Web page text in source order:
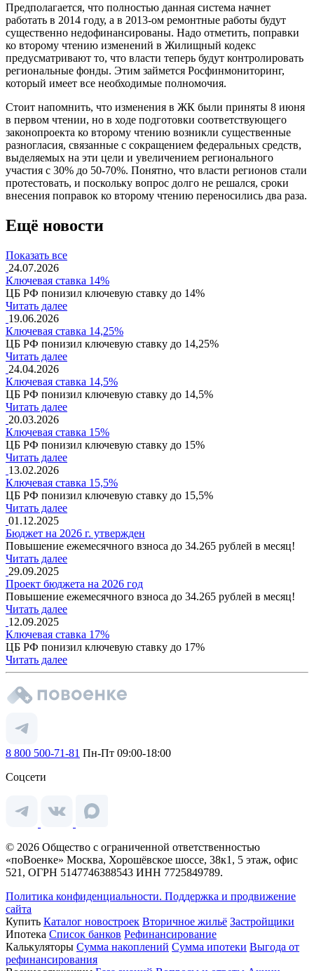
Предполагается, что полностью данная система начнет
работать в 2014 году, а в 2013-ом ремонтные работы будут
существенно недофинансированы. Надо отметить, поправки
ко второму чтению изменений в Жилищный кодекс
предусматривают то, что власти теперь будут контролировать
региональные фонды. Этим займется Росфинмониторинг,
который имеет все необходимые полномочия.
Стоит напомнить, что изменения в ЖК были приняты 8 июня
в первом чтении, но в ходе подготовки соответствующего
законопроекта ко второму чтению возникли существенные
разногласия, связанные с сокращением федеральных средств,
выделяемых на эти цели и увеличением регионального
участия с 30% до 50-70%. Понятно, что власти регионов стали
протестовать, и поскольку вопрос долго не решался, сроки
внесения поправок ко второму чтению переносились два раза.
Ещё новости
Показать все
24.07.2026
Ключевая ставка 14%
ЦБ РФ понизил ключевую ставку до 14%
Читать далее
19.06.2026
Ключевая ставка 14,25%
ЦБ РФ понизил ключевую ставку до 14,25%
Читать далее
24.04.2026
Ключевая ставка 14,5%
ЦБ РФ понизил ключевую ставку до 14,5%
Читать далее
20.03.2026
Ключевая ставка 15%
ЦБ РФ понизил ключевую ставку до 15%
Читать далее
13.02.2026
Ключевая ставка 15,5%
ЦБ РФ понизил ключевую ставку до 15,5%
Читать далее
01.12.2025
Бюджет на 2026 г. утвержден
Повышение ежемесячного взноса до 34.265 рублей в месяц!
Читать далее
29.09.2025
Проект бюджета на 2026 год
Повышение ежемесячного взноса до 34.265 рублей в месяц!
Читать далее
12.09.2025
Ключевая ставка 17%
ЦБ РФ понизил ключевую ставку до 17%
Читать далее
8 800 500-71-81 Пн-Пт 09:00-18:00
Соцсети
© 2026 Общество с ограниченной ответственностью
«поВоенке» Москва, Хорошёвское шоссе, 38к1, 5 этаж, офис
521, ОГРН 5147746388543 ИНН 7725849789.
Политика конфиденциальности. Поддержка и продвижение
сайта
Купить Каталог новостроек Вторичное жильё Застройщики
Ипотека Список банков Рефинансирование
Калькуляторы Сумма накоплений Сумма ипотеки Выгода от
рефинансирования